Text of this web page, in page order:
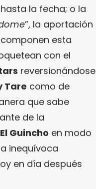
la fecha; o la
”, la aportación
esta
con el
reversionándose
Tare como de
que sabe
de la
El Guincho en modo
inequívoca
en día después